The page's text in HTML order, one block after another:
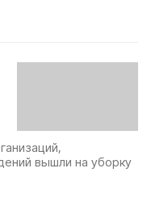
вышли на уборку